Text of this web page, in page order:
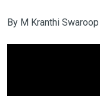
By M Kranthi Swaroop